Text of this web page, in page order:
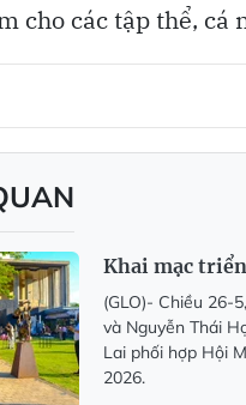
cho các tập thể, cá
Khai mạc
(GLO)- Chiều 26-
và Nguyễn Thái
Lai phối hợp Hội
2026.